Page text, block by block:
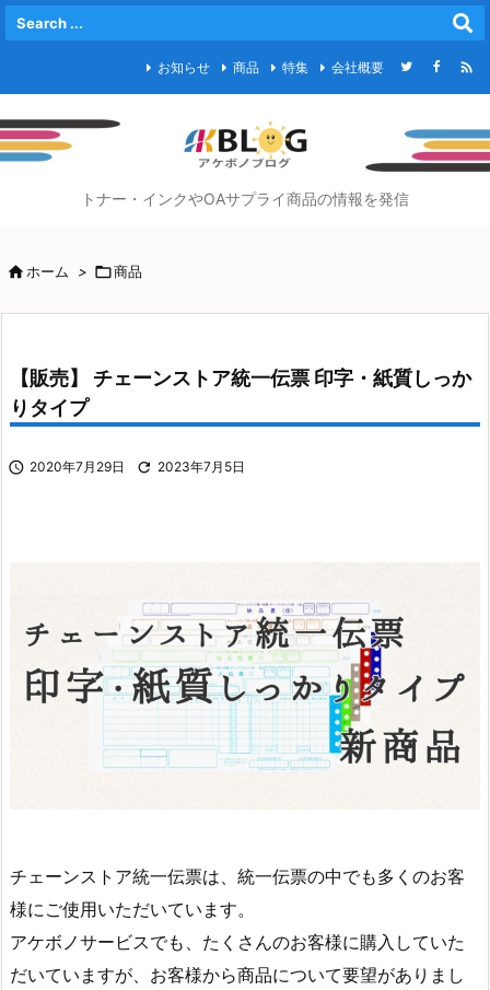
お知らせ 商品 特集 会社概要 
トナー・インクやOAサプライ商品の情報を発信
ホーム > 商品
【販売】 チェーンストア統一伝票 印字・紙質しっか
りタイプ
 2020年7月29日  2023年7月5日
チェーンストア統一伝票は、統一伝票の中でも多くのお客
様にご使用いただいています。
アケボノサービスでも、たくさんのお客様に購入していた
だいていますが、お客様から商品について要望がありまし